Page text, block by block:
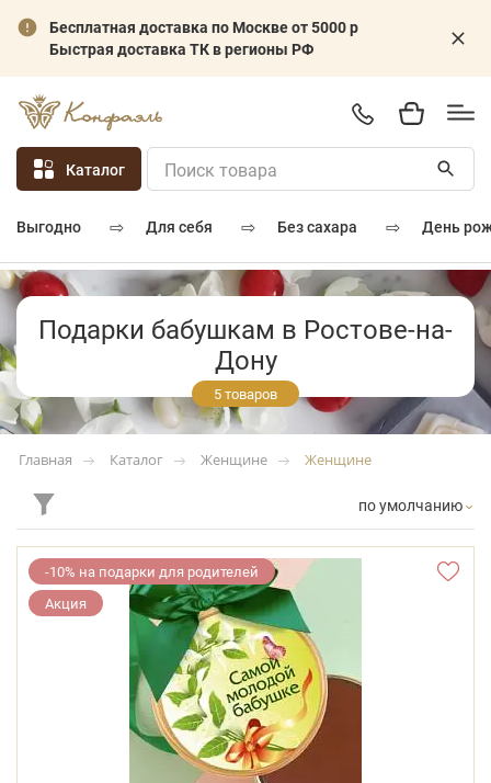
Бесплатная доставка по Москве от 5000 р
Быстрая доставка ТК в регионы РФ
Каталог
выгодно ⇨ для себя ⇨ без сахара ⇨ день
Подарки бабушкам в Ростове-на-
Дону
5 товаров
Главная Каталог Женщине Женщине
по умолчанию
-10% на подарки для родителей
Акция